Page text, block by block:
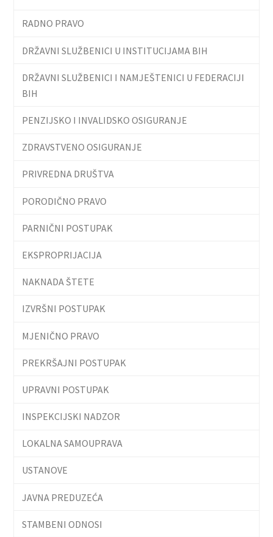
RADNO PRAVO
DRŽAVNI SLUŽBENICI U INSTITUCIJAMA BIH
DRŽAVNI SLUŽBENICI I NAMJEŠTENICI U FEDERACIJI
BIH
PENZIJSKO I INVALIDSKO OSIGURANJE
ZDRAVSTVENO OSIGURANJE
PRIVREDNA DRUŠTVA
PORODIČNO PRAVO
PARNIČNI POSTUPAK
EKSPROPRIJACIJA
NAKNADA ŠTETE
IZVRŠNI POSTUPAK
MJENIČNO PRAVO
PREKRŠAJNI POSTUPAK
UPRAVNI POSTUPAK
INSPEKCIJSKI NADZOR
LOKALNA SAMOUPRAVA
USTANOVE
JAVNA PREDUZEĆA
STAMBENI ODNOSI